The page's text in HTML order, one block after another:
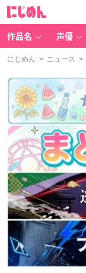
作品名 声優
にじめん > ニュース >